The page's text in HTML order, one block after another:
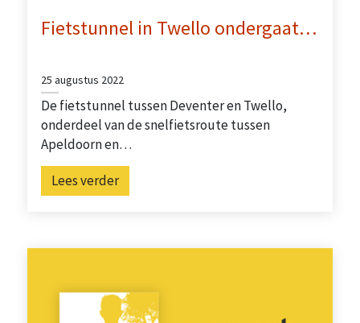
Fietstunnel in Twello ondergaat…
25 augustus 2022
De fietstunnel tussen Deventer en Twello,
onderdeel van de snelfietsroute tussen
Apeldoorn en…
Lees verder